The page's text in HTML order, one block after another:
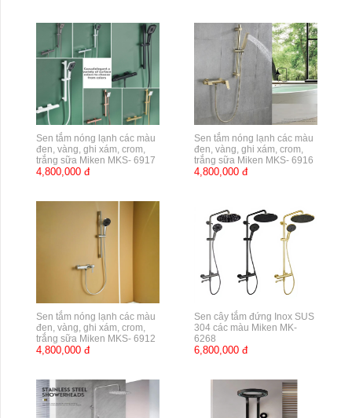
Sen tắm nóng lạnh các màu
đen, vàng, ghi xám, crom,
trắng sữa Miken MKS- 6917
4,800,000 đ
Sen tắm nóng lạnh các màu
đen, vàng, ghi xám, crom,
trắng sữa Miken MKS- 6916
4,800,000 đ
Sen tắm nóng lạnh các màu
đen, vàng, ghi xám, crom,
trắng sữa Miken MKS- 6912
4,800,000 đ
Sen cây tắm đứng Inox SUS
304 các màu Miken MK-
6268
6,800,000 đ